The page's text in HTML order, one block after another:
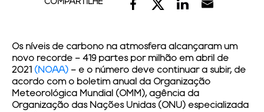
COMPARTILHE
Os níveis de carbono na atmosfera alcançaram um
novo recorde – 419 partes por milhão em abril de
2021 (NOAA) – e o número deve continuar a subir, de
acordo com o boletim anual da Organização
Meteorológica Mundial (OMM), agência da
Organização das Nações Unidas (ONU) especializada